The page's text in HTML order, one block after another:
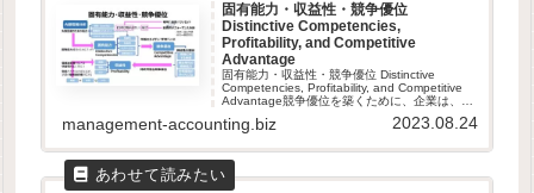
固有能力・収益性・競争優位
Distinctive Competencies,
Profitability, and Competitive
Advantage
固有能力・収益性・競争優位 Distinctive
Competencies, Profitability, and Competitive
Advantage競争優位を築くために、企業は、❶
management-accounting.biz 2023.08.24